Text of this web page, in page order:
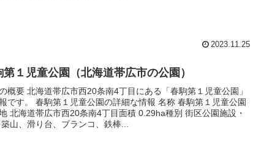
2023.11.25
第１児童公園（北海道帯広市の公園）
概要 北海道帯広市西20条南4丁目にある「春駒第１児童公園」
です。 春駒第１児童公園の詳細な情報 名称 春駒第１児童公園
北海道帯広市西20条南4丁目面積 0.29ha種別 街区公園施設・
山、滑り台、ブランコ、鉄棒...